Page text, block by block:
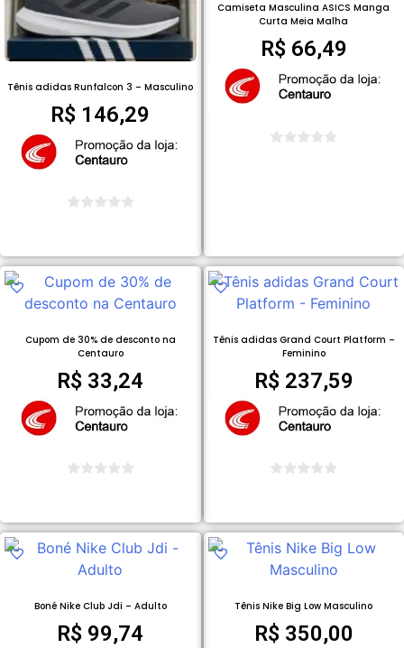
Tênis adidas Runfalcon 3 – Masculino
R$ 146,29
Camiseta Masculina ASICS Manga
Curta Meia Malha
R$ 66,49
Cupom de 30% de desconto na
Centauro
R$ 33,24
Tênis adidas Grand Court Platform –
Feminino
R$ 237,59
Boné Nike Club Jdi – Adulto
R$ 99,74
Tênis Nike Big Low Masculino
R$ 350,00